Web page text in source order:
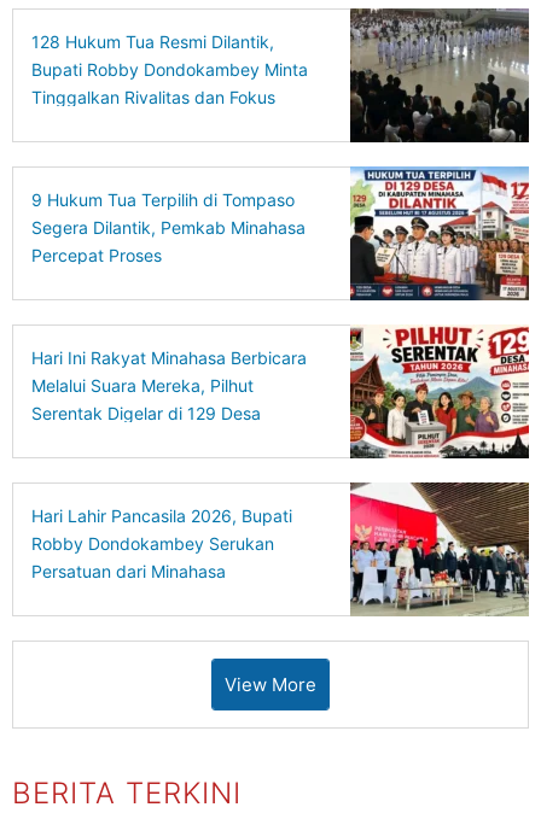
128 Hukum Tua Resmi Dilantik,
Bupati Robby Dondokambey Minta
Tinggalkan Rivalitas dan Fokus
9 Hukum Tua Terpilih di Tompaso
Segera Dilantik, Pemkab Minahasa
Percepat Proses
Hari Ini Rakyat Minahasa Berbicara
Melalui Suara Mereka, Pilhut
Serentak Digelar di 129 Desa
Hari Lahir Pancasila 2026, Bupati
Robby Dondokambey Serukan
Persatuan dari Minahasa
View More
BERITA TERKINI